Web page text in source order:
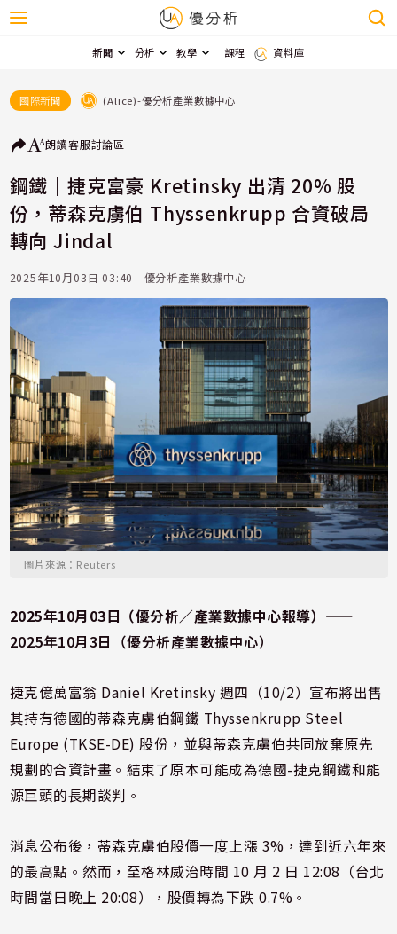
新聞 分析 教學 課程 資料庫
國際新聞 (Alice)-優分析產業數據中心
朗讀客服討論區
鋼鐵｜捷克富豪 Kretinsky 出清 20% 股
份，蒂森克虜伯 Thyssenkrupp 合資破局
轉向 Jindal
2025年10月03日 03:40 - 優分析產業數據中心
圖片來源：Reuters
2025年10月03日（優分析／產業數據中心報導） ⸺
2025年10月3日（優分析產業數據中心）
捷克億萬富翁 Daniel Kretinsky 週四（10/2）宣布將出售
其持有德國的蒂森克虜伯鋼鐵 Thyssenkrupp Steel
Europe (TKSE-DE) 股份，並與蒂森克虜伯共同放棄原先
規劃的合資計畫。結束了原本可能成為德國-捷克鋼鐵和能
源巨頭的長期談判。
消息公布後，蒂森克虜伯股價一度上漲 3%，達到近六年來
的最高點。然而，至格林威治時間 10 月 2 日 12:08（台北
時間當日晚上 20:08），股價轉為下跌 0.7%。